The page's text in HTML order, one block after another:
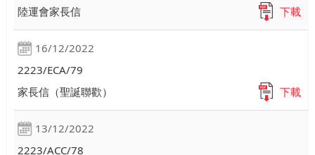
陸運會家長信
下載
16/12/2022
2223/ECA/79
家長信（聖誕聯歡）
下載
13/12/2022
2223/ACC/78